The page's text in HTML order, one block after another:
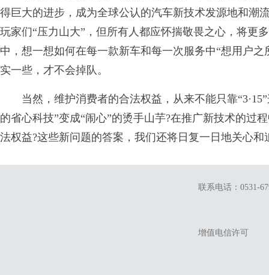
得巨大的进步，成为全球公认的汽车新技术发源地和潮
玩家们“压力山大”，但所有人都应怀揣敬畏之心，将更
中，想一想如何在每一款新车和每一次服务中“想用户
实一些，才不会掉队。
当然，维护消费者的合法权益，从来不能只靠
的省心科技”变成“闹心”的烫手山芋?在推广新技术的过
法权益?这些新问题的答案，我们还将日复一日地关心和
联系电话：0531-
增值电信许可